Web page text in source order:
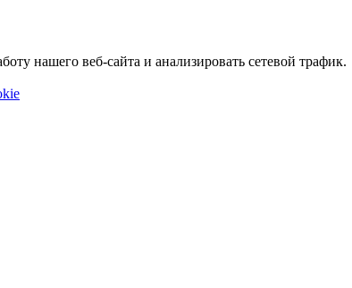
нашего веб-сайта и анализировать сетевой трафик.